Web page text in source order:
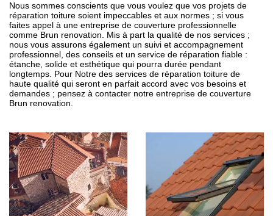
Nous sommes conscients que vous voulez que vos projets de
réparation toiture soient impeccables et aux normes ; si vous
faites appel à une entreprise de couverture professionnelle
comme Brun renovation. Mis à part la qualité de nos services ;
nous vous assurons également un suivi et accompagnement
professionnel, des conseils et un service de réparation fiable :
étanche, solide et esthétique qui pourra durée pendant
longtemps. Pour Notre des services de réparation toiture de
haute qualité qui seront en parfait accord avec vos besoins et
demandes ; pensez à contacter notre entreprise de couverture
Brun renovation.